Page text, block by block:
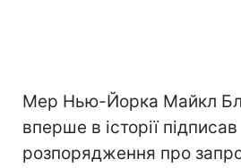
Мер Нью-Йорка Майкл
вперше в історії підписав
розпорядження про